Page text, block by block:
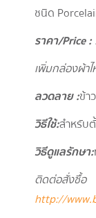
ชนิด
ราคา/Price
เพิ่มกล่องผ้า
ลวดลาย :ข้า
วิธีใช้ :สำหรับ
วิธีดูแลรักษา :
ติดต่อสั่งซื้อ
http://